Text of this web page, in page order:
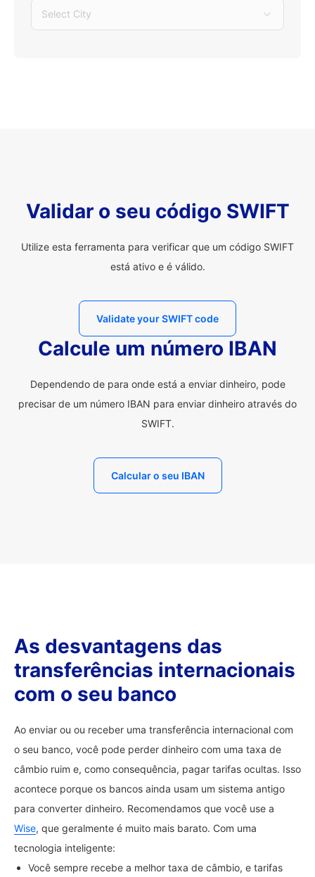
Select City
Validar o seu código SWIFT
Utilize esta ferramenta para verificar que um código SWIFT
está ativo e é válido.
Validate your SWIFT code
Calcule um número IBAN
Dependendo de para onde está a enviar dinheiro, pode
precisar de um número IBAN para enviar dinheiro através do
SWIFT.
Calcular o seu IBAN
As desvantagens das
transferências internacionais
com o seu banco
Ao enviar ou ou receber uma transferência internacional com
o seu banco, você pode perder dinheiro com uma taxa de
câmbio ruim e, como consequência, pagar tarifas ocultas. Isso
acontece porque os bancos ainda usam um sistema antigo
para converter dinheiro. Recomendamos que você use a
Wise, que geralmente é muito mais barato. Com uma
tecnologia inteligente:
Você sempre recebe a melhor taxa de câmbio, e tarifas